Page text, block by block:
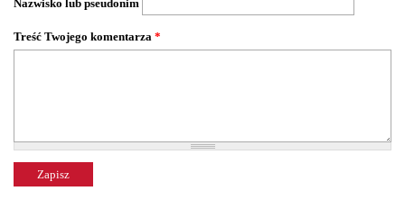
n
y
Nazwisko lub pseudonim
Treść Twojego komentarza *